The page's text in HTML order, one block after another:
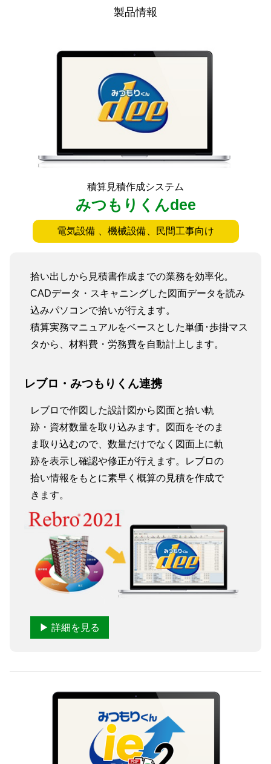
積算見積作成システム
みつもりくんdee
電気設備 、機械設備、民間工事向け
拾い出しから見積書作成までの業務を効率化。
CADデータ・スキャニングした図面データを読み
込みパソコンで拾いが行えます。
積算実務マニュアルをベースとした単価･歩掛マス
タから、材料費・労務費を自動計上します。
レブロ・みつもりくん連携
レブロで作図した設計図から図面と拾い軌
跡・資材数量を取り込みます。図面をそのま
ま取り込むので、数量だけでなく図面上に軌
跡を表示し確認や修正が行えます。レブロの
拾い情報をもとに素早く概算の見積を作成で
きます。
▶ 詳細を見る